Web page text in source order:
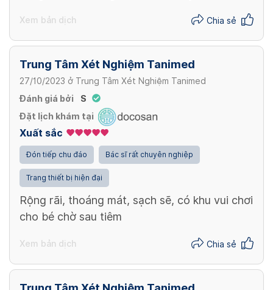
Xem bản dịch Chia sẻ
Trung Tâm Xét Nghiệm Tanimed
27/10/2023 ở Trung Tâm Xét Nghiệm Tanimed
Đánh giá bởi
S
Đặt lịch khám tại
Xuất sắc
Đón tiếp chu đáo Bác sĩ rất chuyên nghiệp
Trang thiết bị hiện đại
Rộng rãi, thoáng mát, sạch sẽ, có khu vui chơi
cho bé chờ sau tiêm
Xem bản dịch Chia sẻ